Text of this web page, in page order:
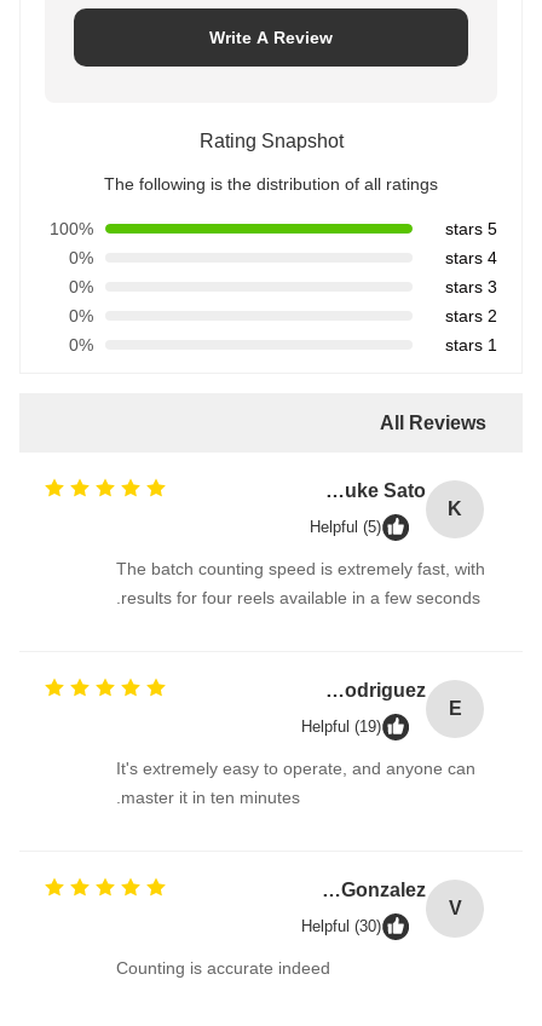
Write A Review
Rating Snapshot
The following is the distribution of all ratings
5 stars
100%
4 stars
0%
3 stars
0%
2 stars
0%
1 stars
0%
All Reviews
K
Kensuke Sato
Helpful (5)
The batch counting speed is extremely fast, with
results for four reels available in a few seconds.
E
Ella Rodriguez
Helpful (19)
It's extremely easy to operate, and anyone can
master it in ten minutes.
V
Valeria Gonzalez
Helpful (30)
Counting is accurate indeed